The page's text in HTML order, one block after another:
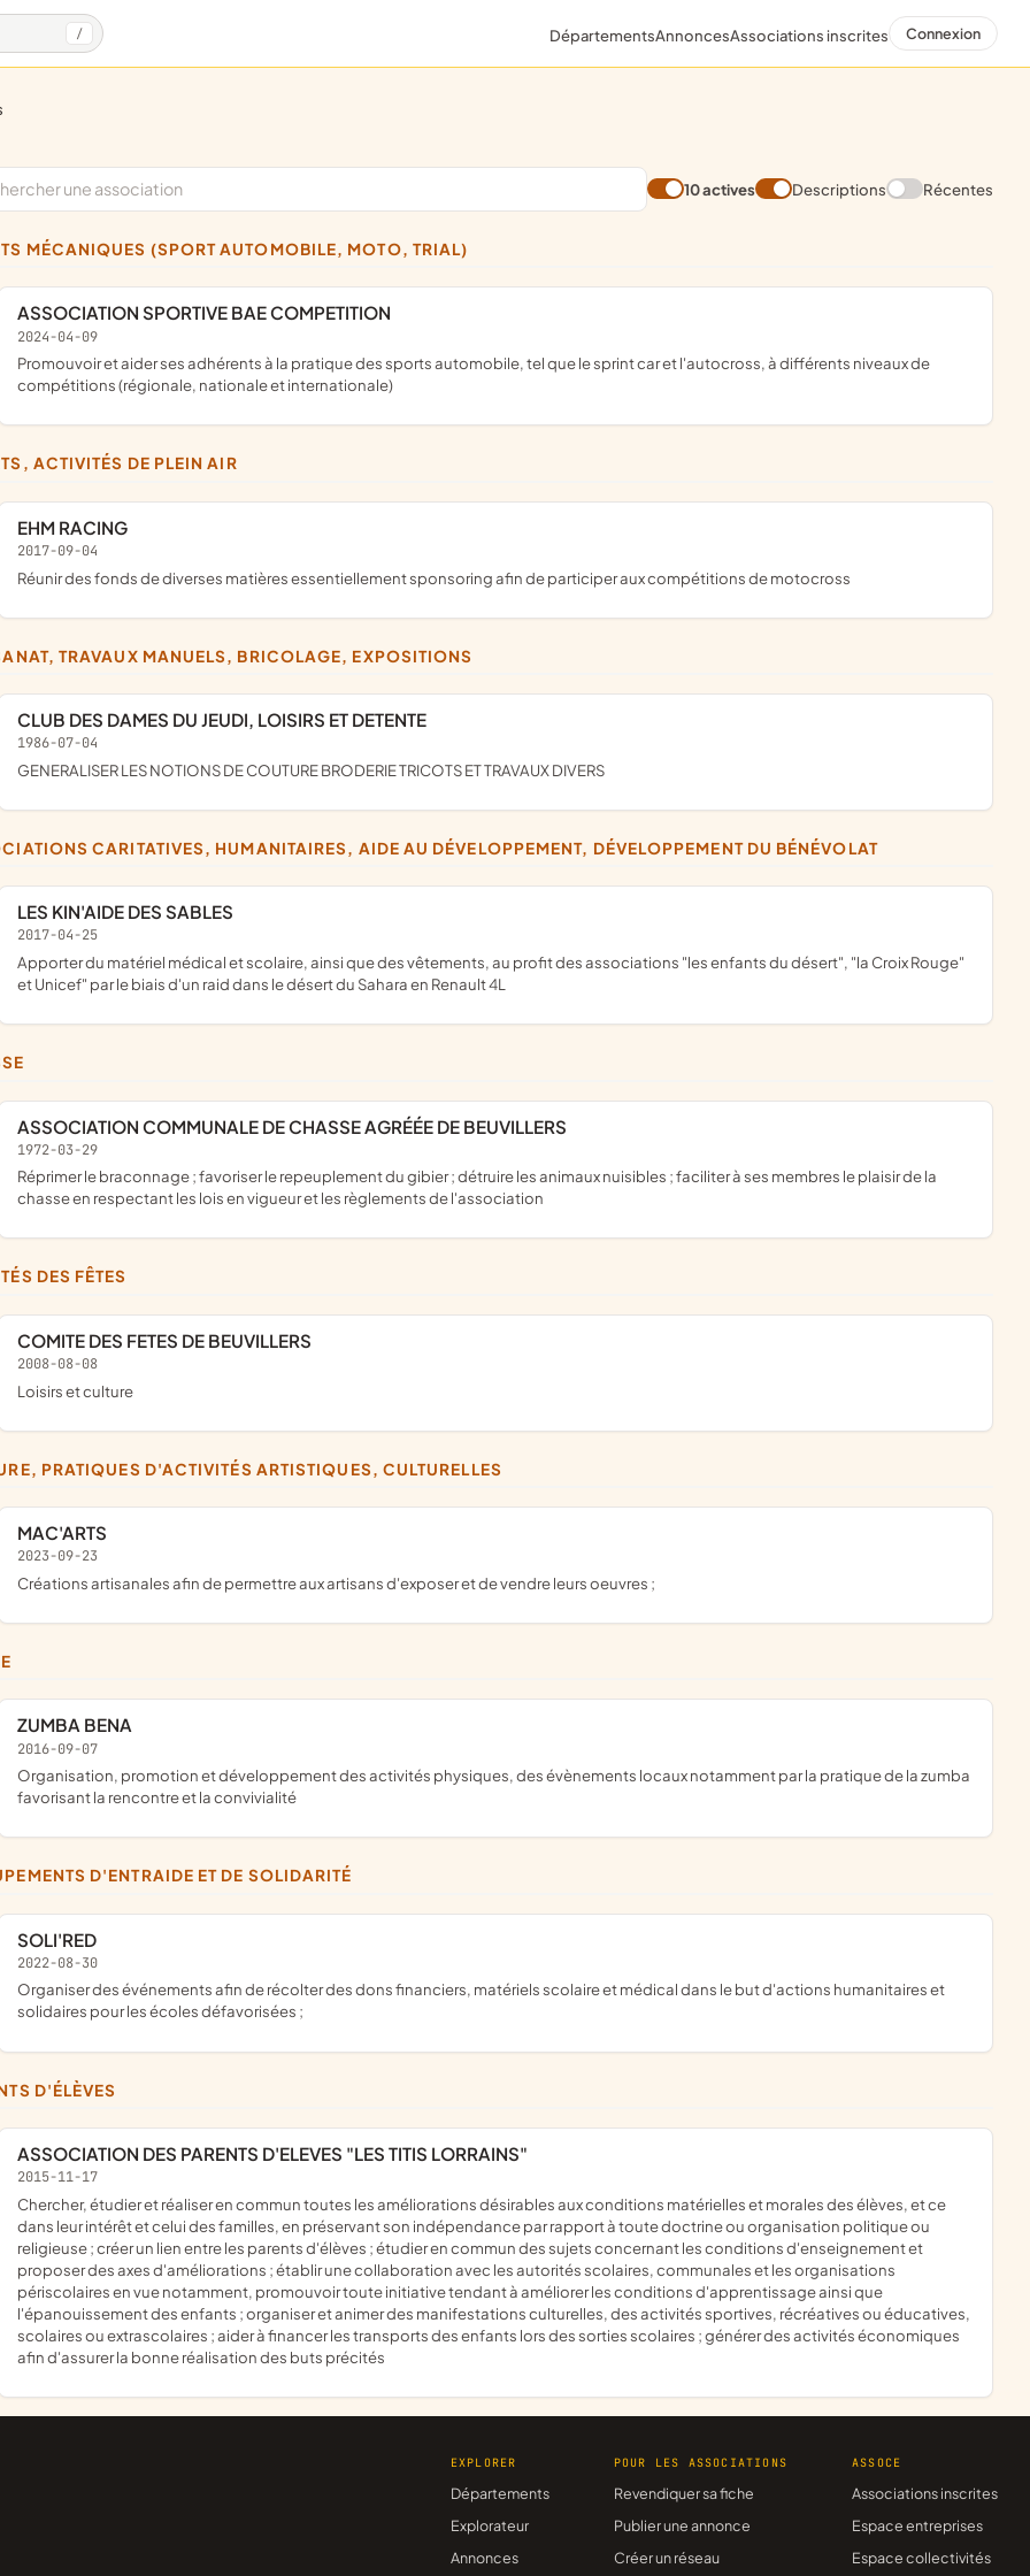
/ DépartementsAnnoncesAssociations inscrites Connexion
10 actives Descriptions Récentes
MÉCANIQUES (SPORT AUTOMOBILE, MOTO, TRIAL)
ASSOCIATION SPORTIVE BAE COMPETITION
2024-04-09
promouvoir et aider ses adhérents à la pratique des sports automobile, tel que le sprint car et l'autocross, à différents niveaux de
compétitions (régionale, nationale et internationale)
ACTIVITÉS DE PLEIN AIR
EHM RACING
2017-09-04
réunir des fonds de diverses matières essentiellement sponsoring afin de participer aux compétitions de motocross
TRAVAUX MANUELS, BRICOLAGE, EXPOSITIONS
CLUB DES DAMES DU JEUDI, LOISIRS ET DETENTE
1986-07-04
GENERALISER LES NOTIONS DE COUTURE BRODERIE TRICOTS ET TRAVAUX DIVERS
CARITATIVES, HUMANITAIRES, AIDE AU DÉVELOPPEMENT, DÉVELOPPEMENT DU BÉNÉVOLAT
LES KIN'AIDE DES SABLES
2017-04-25
apporter du matériel médical et scolaire, ainsi que des vêtements, au profit des associations "les enfants du désert", "la Croix Rouge"
et Unicef" par le biais d'un raid dans le désert du Sahara en Renault 4L
ASSOCIATION COMMUNALE DE CHASSE AGRÉÉE DE BEUVILLERS
1972-03-29
réprimer le braconnage ; favoriser le repeuplement du gibier ; détruire les animaux nuisibles ; faciliter à ses membres le plaisir de la
chasse en respectant les lois en vigueur et les règlements de l'association
DES FÊTES
COMITE DES FETES DE BEUVILLERS
2008-08-08
loisirs et culture
PRATIQUES D'ACTIVITÉS ARTISTIQUES, CULTURELLES
MAC'ARTS
2023-09-23
créations artisanales afin de permettre aux artisans d'exposer et de vendre leurs oeuvres ;
ZUMBA BENA
2016-09-07
organisation, promotion et développement des activités physiques, des évènements locaux notamment par la pratique de la zumba
favorisant la rencontre et la convivialité
D'ENTRAIDE ET DE SOLIDARITÉ
SOLI'RED
2022-08-30
organiser des événements afin de récolter des dons financiers, matériels scolaire et médical dans le but d'actions humanitaires et
solidaires pour les écoles défavorisées ;
D'ÉLÈVES
ASSOCIATION DES PARENTS D'ELEVES "LES TITIS LORRAINS"
2015-11-17
chercher, étudier et réaliser en commun toutes les améliorations désirables aux conditions matérielles et morales des élèves, et ce
dans leur intérêt et celui des familles, en préservant son indépendance par rapport à toute doctrine ou organisation politique ou
religieuse ; créer un lien entre les parents d'élèves ; étudier en commun des sujets concernant les conditions d'enseignement et
proposer des axes d'améliorations ; établir une collaboration avec les autorités scolaires, communales et les organisations
périscolaires en vue notamment, promouvoir toute initiative tendant à améliorer les conditions d'apprentissage ainsi que
l'épanouissement des enfants ; organiser et animer des manifestations culturelles, des activités sportives, récréatives ou éducatives,
scolaires ou extrascolaires ; aider à financer les transports des enfants lors des sorties scolaires ; générer des activités économiques
afin d'assurer la bonne réalisation des buts précités
EXPLORER
Départements
Explorateur
Annonces
POUR LES ASSOCIATIONS
Revendiquer sa fiche
Publier une annonce
Créer un réseau
ASSOCE
Associations inscrites
Espace entreprises
Espace collectivités